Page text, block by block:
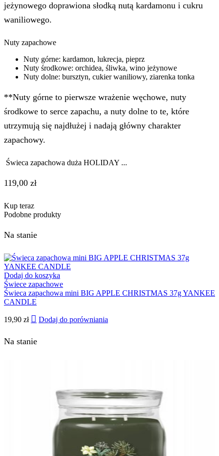
jeżynowego doprawiona słodką nutą kardamonu i cukru
waniliowego.
Nuty zapachowe
Nuty górne: kardamon, lukrecja, pieprz
Nuty środkowe: orchidea, śliwka, wino jeżynowe
Nuty dolne: bursztyn, cukier waniliowy, ziarenka tonka
**Nuty górne to pierwsze wrażenie węchowe, nuty
środkowe to serce zapachu, a nuty dolne to te, które
utrzymują się najdłużej i nadają główny charakter
zapachowy.
Świeca zapachowa duża HOLIDAY ...
119,00 zł
Kup teraz
Podobne produkty
Na stanie
Dodaj do koszyka
Świece zapachowe
Świeca zapachowa mini BIG APPLE CHRISTMAS 37g YANKEE
CANDLE
19,90 zł Dodaj do porówniania
Na stanie